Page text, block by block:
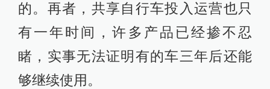
的。再者，共享自行车投入运营也只
有一年时间，许多产品已经掺不忍
睹，实事无法证明有的车三年后还能
够继续使用。